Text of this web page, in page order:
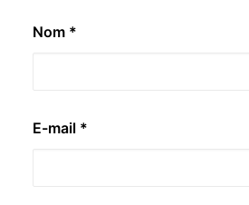
Nom *
E-mail *